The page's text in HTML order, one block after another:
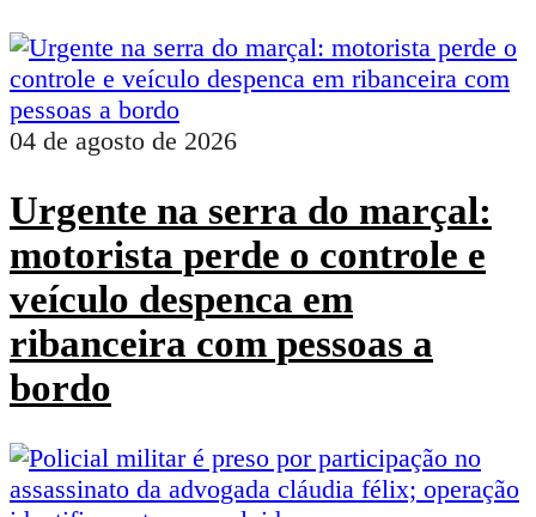
04 de agosto de 2026
Urgente na serra do marçal:
motorista perde o controle e
veículo despenca em
ribanceira com pessoas a
bordo